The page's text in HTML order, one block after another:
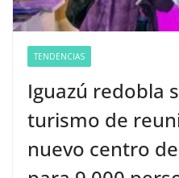
TENDENCIAS
Iguazú redobla
turismo de
nuevo centro